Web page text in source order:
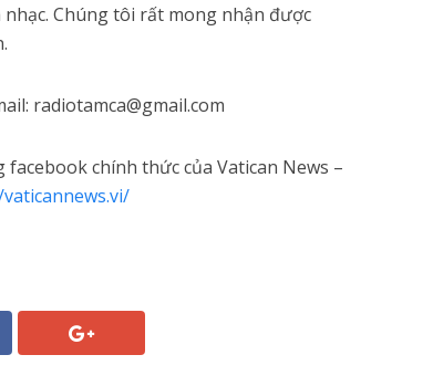
Chúng tôi rất mong nhận được
radiotamca@gmail.com
chính thức của Vatican News –